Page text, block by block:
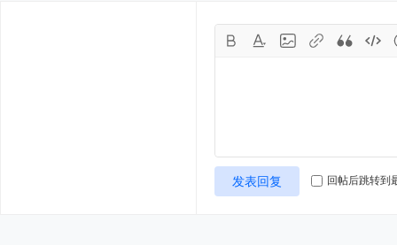
发表回复 回帖后跳转到